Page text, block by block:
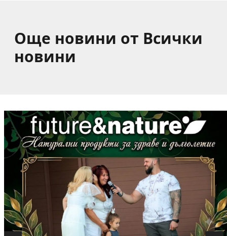
Още новини от Всички
новини